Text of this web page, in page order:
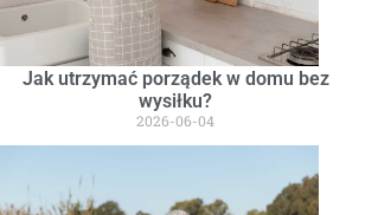
Jak utrzymać porządek w domu bez
wysiłku?
2026-06-04